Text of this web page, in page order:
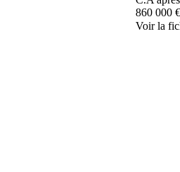
860 000 €
Voir la